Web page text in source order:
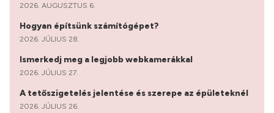
2026. AUGUSZTUS 6.
Hogyan építsünk számítógépet?
2026. JÚLIUS 28.
Ismerkedj meg a legjobb webkamerákkal
2026. JÚLIUS 27.
A tetőszigetelés jelentése és szerepe az épületeknél
2026. JÚLIUS 26.